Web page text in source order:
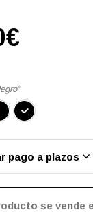
pago a plazos
se vende